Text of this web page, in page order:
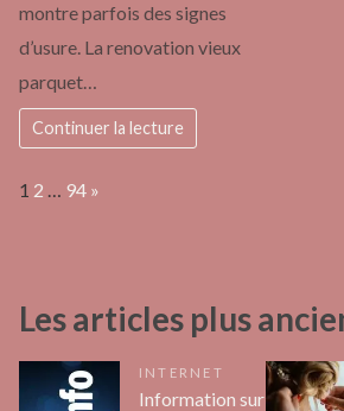
montre parfois des signes
d’usure. La renovation vieux
parquet…
Continuer la lecture
Page:
1 2 … 94 Next
»
Les articles plus
INTERNET
Information sur